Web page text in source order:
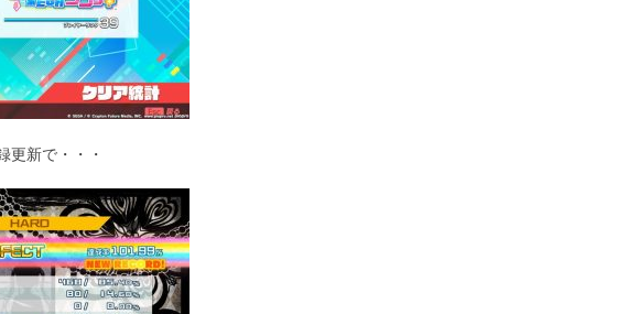
更新で・・・